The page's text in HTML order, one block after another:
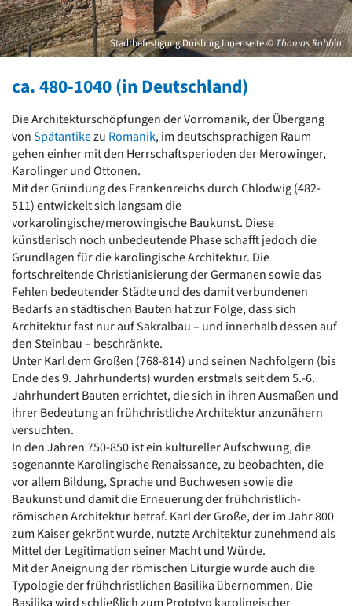
David Chipperfield
Harald Deilmann
Gottfried Böhm
Schneider von Esleben
Auszeichnung vorbildlicher Bauten NRW 2020
Big Beautiful Buildings (Großbauten der Nachkriegszeit)
Epochen
Gesamtübersicht...
Gegenwart
Postmoderne
1950er-70er Jahre
Moderne
Reformarchitektur
Jugendstil
Historismus
Klassizismus
Barock
Renaissance
Gotik
Romanik
Vorromanik
Römische Antike
Über uns
Über baukunst-nrw
Fachbeirat
Freunde & Förderer
Kontakt
Impressum
Datenschutz
Suchbegriff eingeben
Stadtbefestigung Duisburg Innenseite© Thomas Robbin
ca. 480-1040 (in Deutschland)
Die Architekturschöpfungen der Vorromanik, der Übergang
vonSpätantikezu Romanik, im deutschsprachigen Raum
gehen einher mit den Herrschaftsperioden der Merowinger,
Karolinger und Ottonen.
Mit der Gründung des Frankenreichs durch Chlodwig (482-
511) entwickelt sich langsam die
vorkarolingische/merowingische Baukunst. Diese
künstlerisch noch unbedeutende Phase schafft jedoch die
Grundlagen für die karolingische Architektur. Die
fortschreitende Christianisierung der Germanen sowie das
Fehlen bedeutender Städte und des damit verbundenen
Bedarfs an städtischen Bauten hat zur Folge, dass sich
Architektur fast nur auf Sakralbau – und innerhalb dessen auf
den Steinbau – beschränkte.
Unter Karl dem Großen (768-814) und seinen Nachfolgern (bis
Ende des 9. Jahrhunderts) wurden erstmals seit dem 5.-6.
Jahrhundert Bauten errichtet, die sich in ihren Ausmaßen und
ihrer Bedeutung an frühchristliche Architektur anzunähern
versuchten.
In den Jahren 750-850 ist ein kultureller Aufschwung, die
sogenannte Karolingische Renaissance, zu beobachten, die
vor allem Bildung, Sprache und Buchwesen sowie die
Baukunst und damit die Erneuerung der frühchristlich-
römischen Architektur betraf. Karl der Große, der im Jahr 800
zum Kaiser gekrönt wurde, nutzte Architektur zunehmend als
Mittel der Legitimation seiner Macht und Würde.
Mit der Aneignung der römischen Liturgie wurde auch die
Typologie der frühchristlichen Basilika übernommen. Die
Basilika wird schließlich zum Prototyp karolingischer